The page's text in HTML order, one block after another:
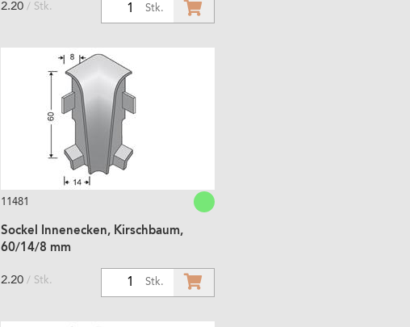
Stk.
2.20 / Stk.
11481
Sockel Innenecken, Kirschbaum,
60/14/8 mm
Stk.
2.20 / Stk.